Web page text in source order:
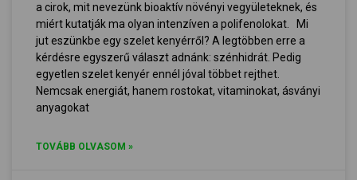
a cirok, mit nevezünk bioaktív növényi vegyületeknek, és
miért kutatják ma olyan intenzíven a polifenolokat. Mi
jut eszünkbe egy szelet kenyérről? A legtöbben erre a
kérdésre egyszerű választ adnánk: szénhidrát. Pedig
egyetlen szelet kenyér ennél jóval többet rejthet.
Nemcsak energiát, hanem rostokat, vitaminokat, ásványi
anyagokat
TOVÁBB OLVASOM »